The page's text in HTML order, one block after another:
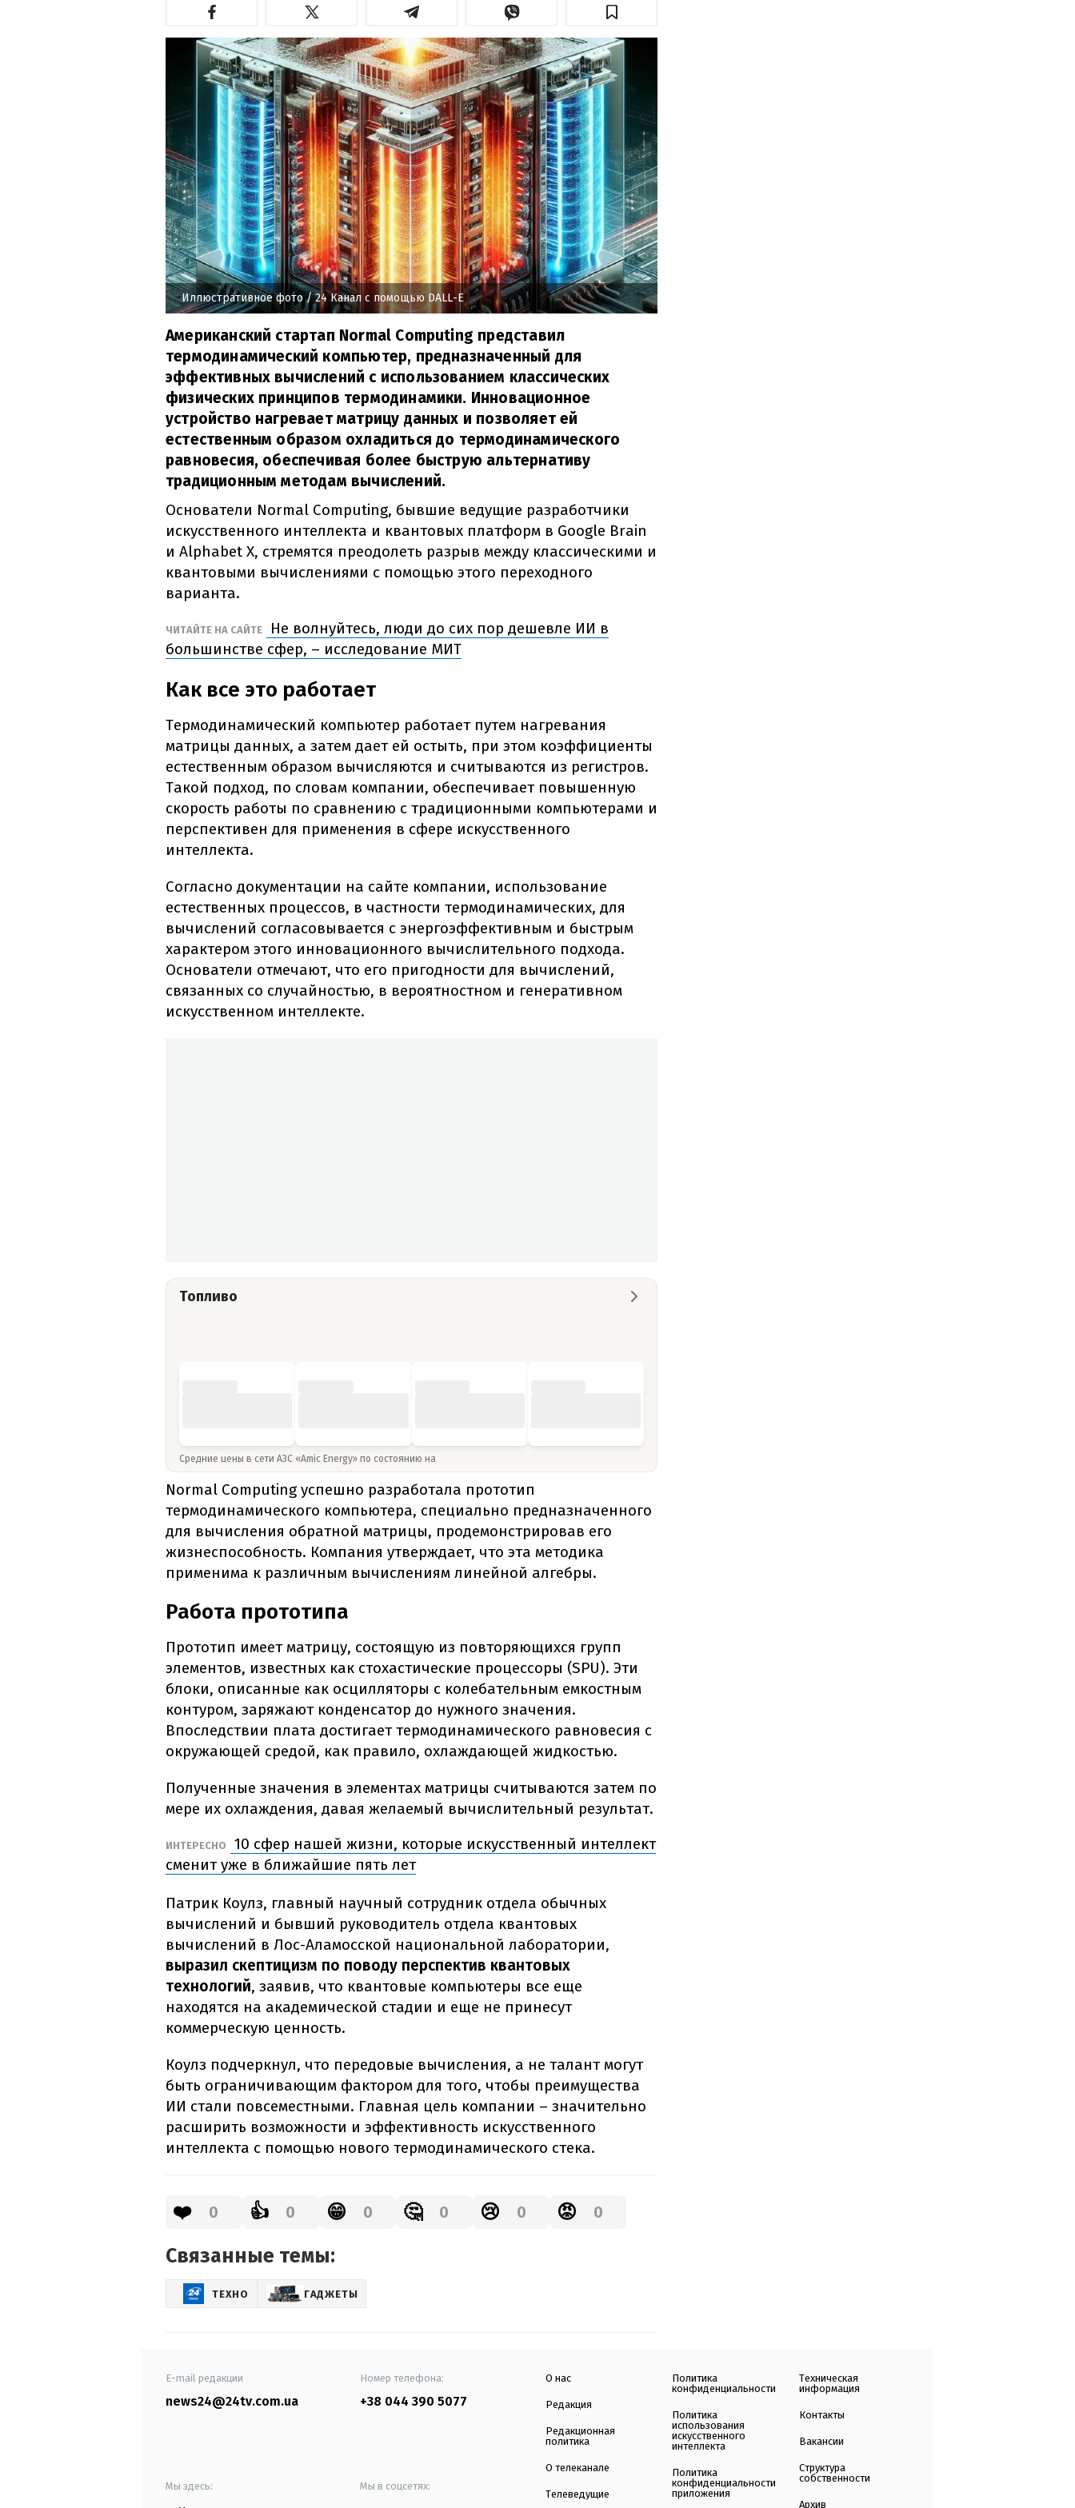
Иллюстративное фото/ 24 Канал с помощью DALL-E
Американский стартап Normal Computing представил
термодинамический компьютер, предназначенный для
эффективных вычислений с использованием классических
физических принципов термодинамики. Инновационное
устройство нагревает матрицу данных и позволяет ей
естественным образом охладиться до термодинамического
равновесия, обеспечивая более быструю альтернативу
традиционным методам вычислений.
Основатели Normal Computing, бывшие ведущие разработчики
искусственного интеллекта и квантовых платформ в Google Brain
и Alphabet X, стремятся преодолеть разрыв между классическими и
квантовыми вычислениями с помощью этого переходного
варианта.
ЧИТАЙТЕ НА САЙТЕ
Не волнуйтесь, люди до сих пор дешевле ИИ в
большинстве сфер, – исследование МИТ
Как все это работает
Термодинамический компьютер работает путем нагревания
матрицы данных, а затем дает ей остыть, при этом коэффициенты
естественным образом вычисляются и считываются из регистров.
Такой подход, по словам компании, обеспечивает повышенную
скорость работы по сравнению с традиционными компьютерами и
перспективен для применения в сфере искусственного
интеллекта.
Согласно документации на сайте компании, использование
естественных процессов, в частности термодинамических, для
вычислений согласовывается с энергоэффективным и быстрым
характером этого инновационного вычислительного подхода.
Основатели отмечают, что его пригодности для вычислений,
связанных со случайностью, в вероятностном и генеративном
искусственном интеллекте.
Топливо
Средние цены в сети АЗС «Amic Energy» по состоянию на
Normal Computing успешно разработала прототип
термодинамического компьютера, специально предназначенного
для вычисления обратной матрицы, продемонстрировав его
жизнеспособность. Компания утверждает, что эта методика
применима к различным вычислениям линейной алгебры.
Работа прототипа
Прототип имеет матрицу, состоящую из повторяющихся групп
элементов, известных как стохастические процессоры (SPU). Эти
блоки, описанные как осцилляторы с колебательным емкостным
контуром, заряжают конденсатор до нужного значения.
Впоследствии плата достигает термодинамического равновесия с
окружающей средой, как правило, охлаждающей жидкостью.
Полученные значения в элементах матрицы считываются затем по
мере их охлаждения, давая желаемый вычислительный результат.
ИНТЕРЕСНО
10 сфер нашей жизни, которые искусственный интеллект
сменит уже в ближайшие пять лет
Патрик Коулз, главный научный сотрудник отдела обычных
вычислений и бывший руководитель отдела квантовых
вычислений в Лос-Аламосской национальной лаборатории,
выразил скептицизм по поводу перспектив квантовых
технологий, заявив, что квантовые компьютеры все еще
находятся на академической стадии и еще не принесут
коммерческую ценность.
Коулз подчеркнул, что передовые вычисления, а не талант могут
быть ограничивающим фактором для того, чтобы преимущества
ИИ стали повсеместными. Главная цель компании – значительно
расширить возможности и эффективность искусственного
интеллекта с помощью нового термодинамического стека.
❤️ 0 👍 0 😁 0 🤔 0 😢 0 😡 0
Связанные темы:
ТЕХНО ГАДЖЕТЫ
E-mail редакции
news24@24tv.com.ua
Номер телефона:
+38 044 390 5077
Мы здесь: Мы в соцсетях:
О нас
Редакция
Редакционная
политика
О телеканале
Телеведущие
Политика
конфиденциальности
Политика
использования
искусственного
интеллекта
Политика
конфиденциальности
приложения
Техническая
информация
Контакты
Вакансии
Структура
собственности
Архив